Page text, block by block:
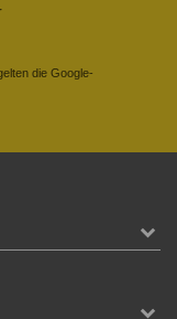
die Google-